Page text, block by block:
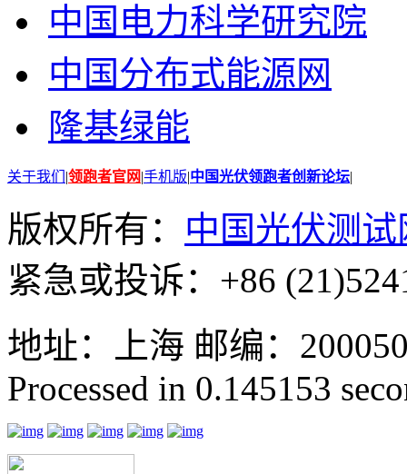
中国电力科学研究院
中国分布式能源网
隆基绿能
关于我们 |领跑者官网|手机版|中国光伏领跑者创新论坛|
版权所有： 中国光伏测试
紧急或投诉：+86
地址：上海 邮编：
Processed in 0.145153